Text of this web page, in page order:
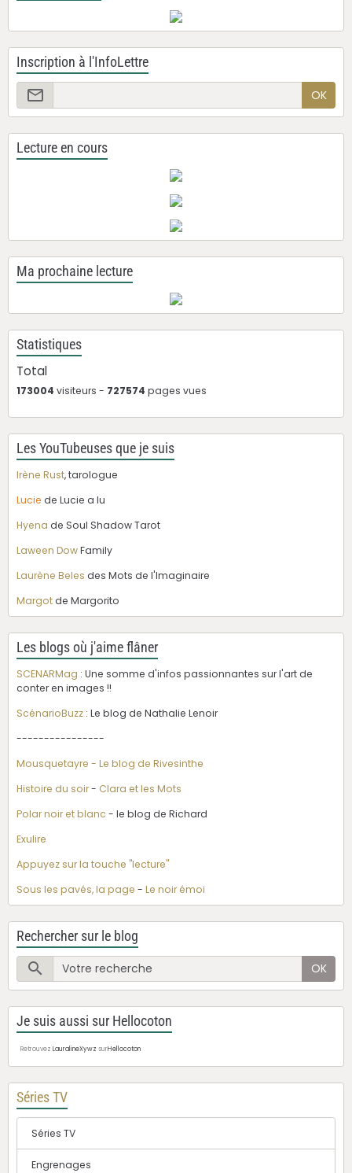
Inscription à l'InfoLettre
OK
Lecture en cours
Ma prochaine lecture
Statistiques
Total
173004 visiteurs - 727574 pages vues
Les YouTubeuses que je suis
Irène Rust, tarologue
Lucie de Lucie a lu
Hyena de Soul Shadow Tarot
Laween DowFamily
Laurène Beles des Mots de l'Imaginaire
Margotde Margorito
Les blogs où j'aime flâner
SCENARMag : Une somme d'infos passionnantes sur l'art de
conter en images !!
ScénarioBuzz : Le blog de Nathalie Lenoir
----------------
Mousquetayre - Le blog de Rivesinthe
Histoire du soir- Clara et les Mots
Polar noir et blanc - le blog de Richard
Exulire
Appuyez sur la touche "lecture"
Sous les pavés, la page - Le noir émoi
Rechercher sur le blog
OK
Je suis aussi sur Hellocoton
Retrouvez LauralineXywz surHellocoton
Séries TV
Séries TV
Engrenages